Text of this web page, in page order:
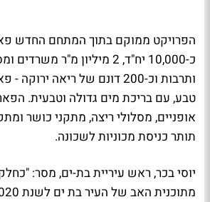
הפרויקט ממוקם בתוך המתחם החדש
כ-10,000 יח"ד, 2 מיליון מ"ר
ותרבות וכ-200 דונם של ריאה
טבע, עם בריכת מים גדולה וטבעית.
אופניים, מסלולי ריצה, מתקני כושר
תותר כניסת מכוניות לשכונה.
יוסי בכר, ראש עיריית בת-ים, מסר: